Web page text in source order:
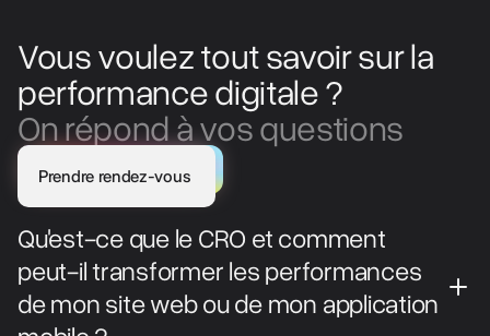
Vous voulez tout savoir sur la
performance digitale ?
On répond à vos questions
Prendre rendez-vous
Qu'est-ce que le CRO et comment
peut-il transformer les performances
de mon site web ou de mon application